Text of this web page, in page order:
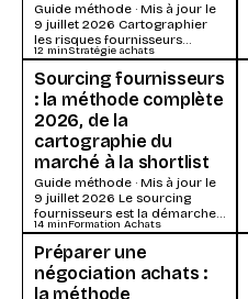
Guide méthode · Mis à jour le
9 juillet 2026 Cartographier
les risques fournisseurs
consiste à évaluer chaque
fournisseur (ou...
12 minStratégie achats
Sourcing fournisseurs
: la méthode complète
2026, de la
cartographie du
marché à la shortlist
Guide méthode · Mis à jour le
9 juillet 2026 Le sourcing
fournisseurs est la démarche
structurée qui va du...
14 minFormation Achats
Préparer une
négociation achats :
la méthode